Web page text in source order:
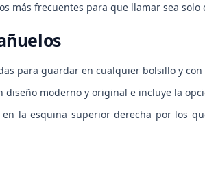
más frecuentes para que llamar sea
para guardar en cualquier bolsillo y
diseño moderno y original e incluye la
la esquina superior derecha por los